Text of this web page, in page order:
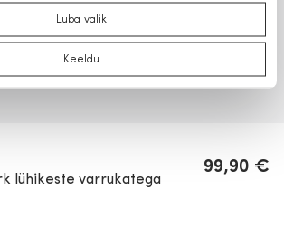
Luba valik
Keeldu
lühikeste varrukatega
99,90 €